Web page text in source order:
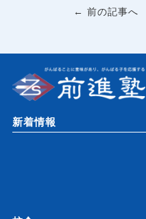
← 前の記事へ
新着情報